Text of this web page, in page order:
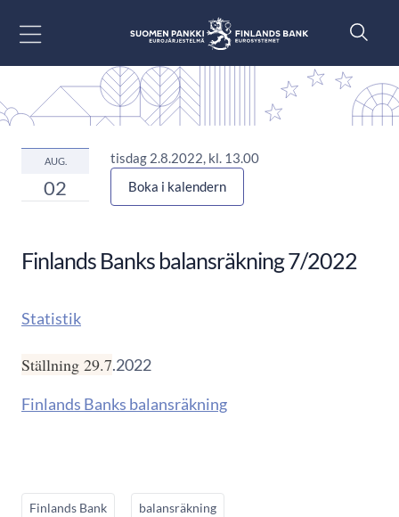
AUG.
02
tisdag 2.8.2022, kl. 13.00
Boka i kalendern
Finlands Banks balansräkning 7/2022
Statistik
Ställning 29.7.2022
Finlands Banks balansräkning
Finlands Bank balansräkning